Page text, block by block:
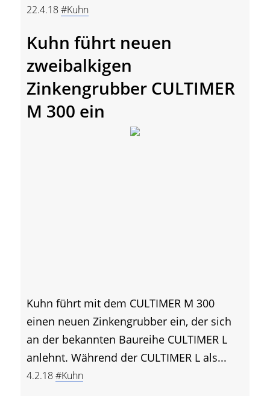
22.4.18#Kuhn
Kuhn führt neuen
zweibalkigen
Zinkengrubber CULTIMER
M 300 ein
Kuhn führt mit dem CULTIMER M 300
einen neuen Zinkengrubber ein, der sich
an der bekannten Baureihe CULTIMER L
anlehnt. Während der CULTIMER L als...
4.2.18#Kuhn